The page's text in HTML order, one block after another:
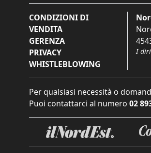
CONDIZIONI DI
VENDITA
GERENZA
PRIVACY
WHISTLEBLOWING
I
Per qualsiasi necessità o
Puoi contattarci al numero 02